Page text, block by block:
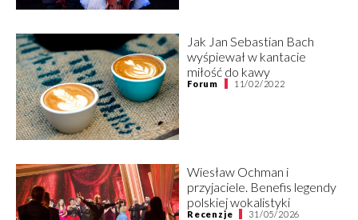
Jak Jan Sebastian Bach
wyśpiewał w kantacie
miłość do kawy
Forum 11/02/2022
Wiesław Ochman i
przyjaciele. Benefis legendy
polskiej wokalistyki
Recenzje 31/05/2026